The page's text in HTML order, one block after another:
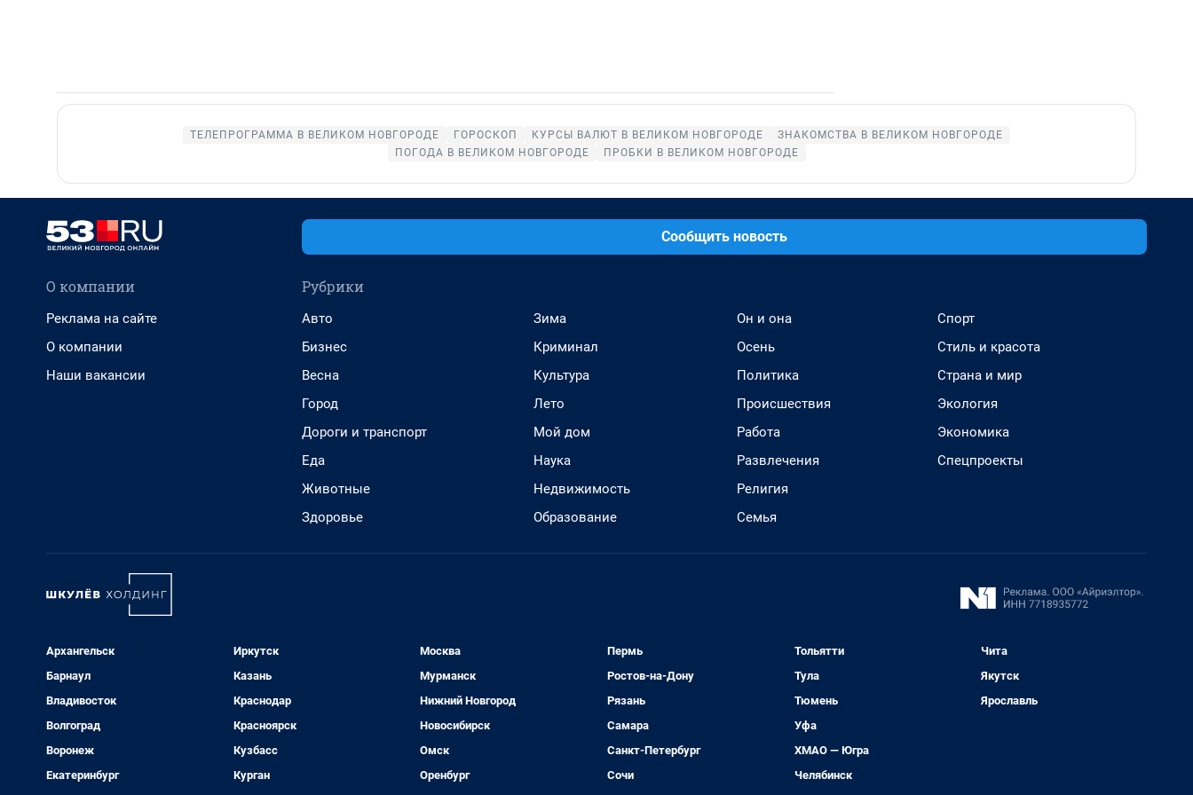
ТЕЛЕПРОГРАММА В ВЕЛИКОМ НОВГОРОДЕ ГОРОСКОП КУРСЫ ВАЛЮТ В ВЕЛИКОМ НОВГОРОДЕ
ЗНАКОМСТВА В ВЕЛИКОМ НОВГОРОДЕ
ПОГОДА В ВЕЛИКОМ НОВГОРОДЕ
ПРОБКИ В ВЕЛИКОМ НОВГОРОДЕ
Сообщить новость
О компании
Реклама на сайте
О компании
Наши вакансии
Рубрики
Авто
Бизнес
Весна
Город
Дороги и транспорт
Еда
Животные
Здоровье
Зима
Криминал
Культура
Лето
Мой дом
Наука
Недвижимость
Образование
Он и она
Осень
Политика
Происшествия
Работа
Развлечения
Религия
Семья
Спорт
Стиль и красота
Страна и мир
Экология
Экономика
Спецпроекты
Архангельск
Барнаул
Владивосток
Волгоград
Воронеж
Екатеринбург
Иркутск
Казань
Краснодар
Красноярск
Кузбасс
Курган
Москва
Мурманск
Нижний Новгород
Новосибирск
Омск
Оренбург
Пермь
Ростов-на-Дону
Рязань
Самара
Санкт-Петербург
Сочи
Тольятти
Тула
Тюмень
Уфа
ХМАО — Югра
Челябинск
Чита
Якутск
Ярославль